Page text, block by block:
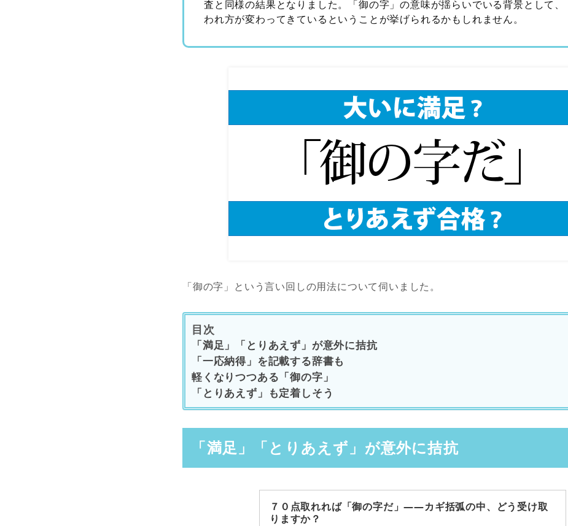
査と同様の結果となりました。「御の字」の意味が揺らいでいる背景として、
われ方が変わってきているということが挙げられるかもしれません。
「御の字」という言い回しの用法について伺いました。
目次
「満足」「とりあえず」が意外に拮抗
「一応納得」を記載する辞書も
軽くなりつつある「御の字」
「とりあえず」も定着しそう
「満足」「とりあえず」が意外に拮抗
７０点取れれば「御の字だ」――カギ括弧の中、どう受け取
りますか？